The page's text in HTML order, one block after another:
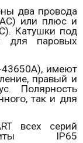
два провода
) или плюс и
). Катушки под
для паровых
43650A), имеют
правый и
Полярность
так и для
всех серий
IP65